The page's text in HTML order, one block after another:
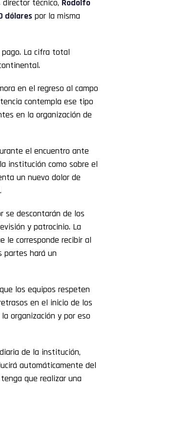
técnico, Rodolfo
dólares por la misma
La cifra total
en el regreso al campo
contempla ese tipo
en la organización de
el encuentro ante
institución como sobre el
un nuevo dolor de
se descontarán de los
y patrocinio. La
le corresponde recibir al
partes hará un
los equipos respeten
en el inicio de los
organización y por eso
de la institución,
automáticamente del
que realizar una